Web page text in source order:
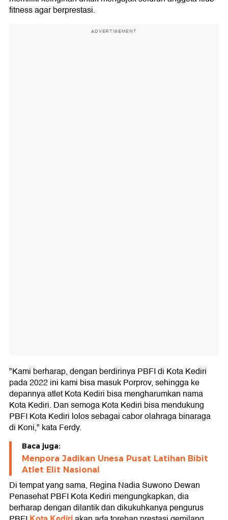
fitness agar berprestasi.
ADVERTISEMENT
"Kami berharap, dengan berdirinya PBFI di Kota Kediri
pada 2022 ini kami bisa masuk Porprov, sehingga ke
depannya atlet Kota Kediri bisa mengharumkan nama
Kota Kediri. Dan semoga Kota Kediri bisa mendukung
PBFI Kota Kediri lolos sebagai cabor olahraga binaraga
di Koni," kata Ferdy.
Baca juga:
Menpora Jadikan Unesa Pusat Latihan Bibit
Atlet Elit Nasional
Di tempat yang sama, Regina Nadia Suwono Dewan
Penasehat PBFI Kota Kediri mengungkapkan, dia
berharap dengan dilantik dan dikukuhkanya pengurus